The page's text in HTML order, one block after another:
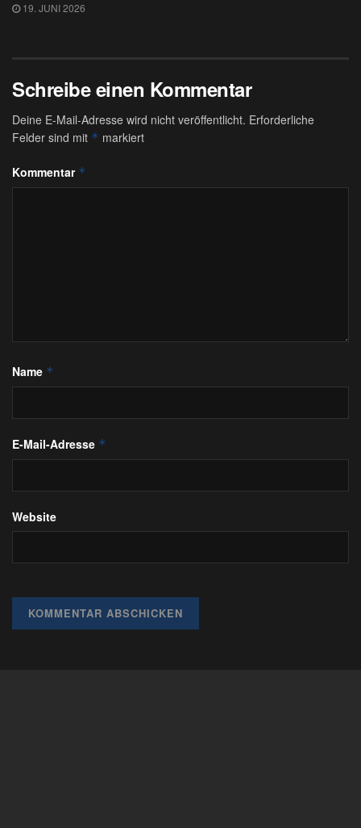
19. JUNI 2026
Schreibe einen Kommentar
Deine E-Mail-Adresse wird nicht veröffentlicht. Erforderliche
Felder sind mit * markiert
Kommentar *
Name *
E-Mail-Adresse *
Website